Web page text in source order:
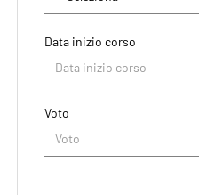
Data inizio corso
Data di rilascio del titolo
Voto